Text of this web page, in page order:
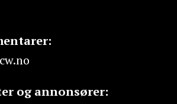
og annonsører: